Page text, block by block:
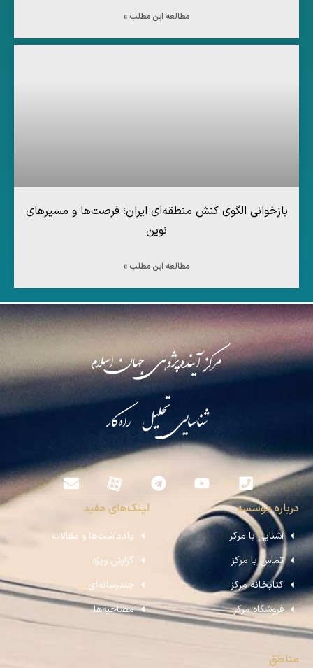
مطالعه این مطلب »
بازخوانی الگوی کنش منطقه‌ای ایران؛ فرصت‌ها و مسیرهای
نوین
مطالعه این مطلب »
مرکز آینده‌پژوهی جهان اسلام
شناسایی تحلیل راه‌کار
درباره موسسه
آشنایی با مرکز
تماس با مرکز
کتابخانه مرکز
فروشگاه مرکز
لینک‌های مفید
یادداشت‌ها و مقالات
گزارش ویژه
چندرسانه‌ای
مصاحبه‌ها
مناطق